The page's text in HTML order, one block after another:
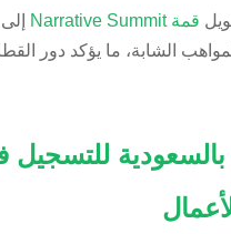
قمة Narrative Summit
الشابة، ما يؤكد دور
للتسجيل